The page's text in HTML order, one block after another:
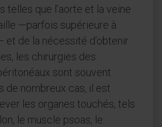
telles que l’aorte et la veine
—parfois supérieure à
de la nécessité d’obtenir
les chirurgies des
sont souvent
de nombreux cas, il est
les organes touchés, tels
le muscle psoas, le